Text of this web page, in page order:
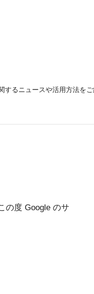
るニュースや活用方法をご
の度 Google のサ